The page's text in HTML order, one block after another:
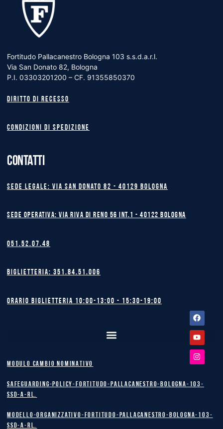
Facebook
Youtube
Instagram
Fortitudo Pallacanestro Bologna 103 s.s.d.a.r.l.
Via San Donato 82, Bologna
P.I. 03303201200 – CF. 91355850370
Diritto di recesso
Condizioni di spedizione
CONTATTI
Sede legale: Via San Donato 82 - 40129 BOLOGNA
Sede operativa: Via Riva di Reno 56 int.1 - 40122 BOLOGNA
051.52.07.48
Biglietteria: 351.84.51.006
Orario biglietteria 10:00-13:00 - 15:30-19:00
MODULO CAMBIO NOMINATIVO
safeguarding-policy-Fortitudo-Pallacanestro-Bologna-103-
SSD-A-RL.
Modello-Organizzativo-Fortitudo-Pallacanestro-Bologna-103-
SSD-A-RL.